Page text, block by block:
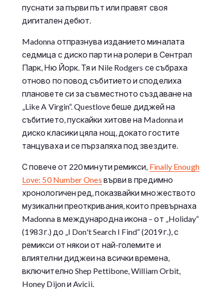
пуснати за първи път или правят своя
дигитален дебют.
Madonna отпразнува изданието миналата
седмица с диско парти на ролери в Сентрал
Парк, Ню Йорк. Тя и Nile Rodgers се събраха
отново по повод събитието и споделиха
плановете си за съвместното създаване на
„Like A Virgin“. Questlove беше диджей на
събитието, пускайки хитове на Madonna и
диско класики цяла нощ, докато гостите
танцуваха и се пързаляха под звездите.
С повече от 220 минути ремикси, Finally Enough
Love: 50 Number Ones върви в предимно
хронологичен ред, показвайки множеството
музикални преоткривания, които превърнаха
Madonna в международна икона – от „Holiday“
(1983 г.) до „I Don't Search I Find“ (2019 г.), с
ремикси от някои от най-големите и
влиятелни диджеи на всички времена,
включително Shep Pettibone, William Orbit,
Honey Dijon и Avicii.